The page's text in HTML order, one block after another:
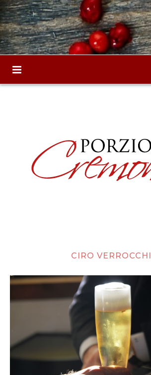
CIRO VERROCCHI